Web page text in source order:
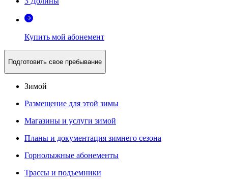
Купить мой абонемент
Подготовить свое пребывание
Зимой
Размещение для этой зимы
Магазины и услуги зимой
Планы и документация зимнего сезона
Горнолыжные абонементы
Трассы и подъемники